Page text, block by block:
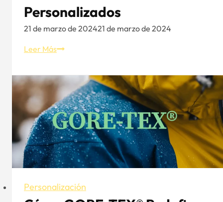
Personalizados
21 de marzo de 202421 de marzo de 2024
Leer MásLa
del
bordado
en
los
sombreros
personalizados
Personalización